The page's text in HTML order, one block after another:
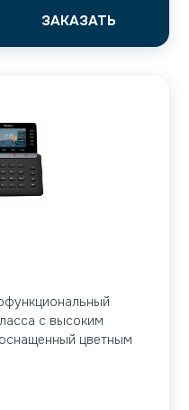
ЗАКАЗАТЬ
с высоким
цветным